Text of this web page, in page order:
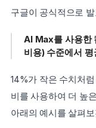
구글이 공식적으로
AI Max를 사용한
비용) 수준에서
14%가 작은 수치처
비를 사용하여 더 높
아래의 예시를 살펴